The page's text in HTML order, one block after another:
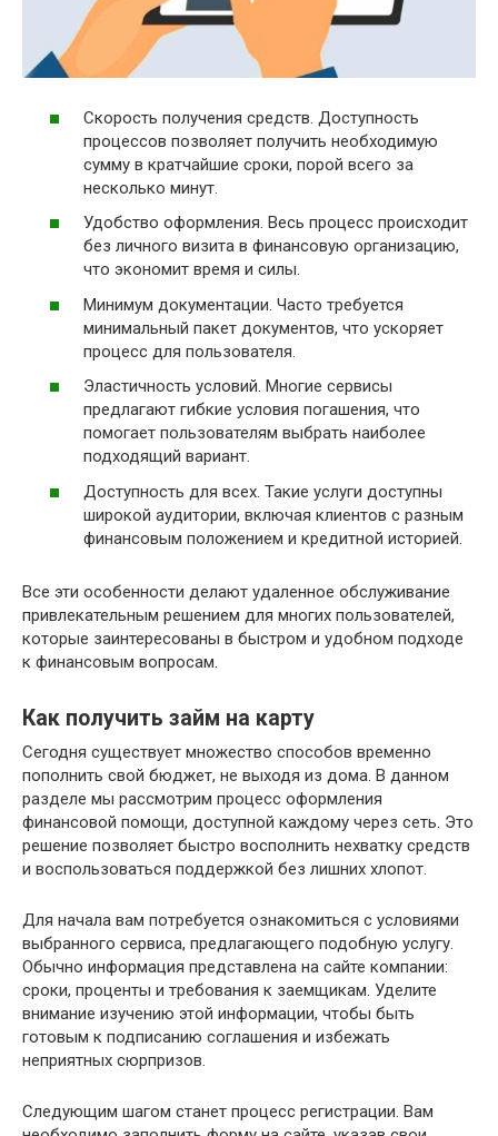
Скорость получения средств. Доступность
процессов позволяет получить необходимую
сумму в кратчайшие сроки, порой всего за
несколько минут.
Удобство оформления. Весь процесс происходит
без личного визита в финансовую организацию,
что экономит время и силы.
Минимум документации. Часто требуется
минимальный пакет документов, что ускоряет
процесс для пользователя.
Эластичность условий. Многие сервисы
предлагают гибкие условия погашения, что
помогает пользователям выбрать наиболее
подходящий вариант.
Доступность для всех. Такие услуги доступны
широкой аудитории, включая клиентов с разным
финансовым положением и кредитной историей.
Все эти особенности делают удаленное обслуживание
привлекательным решением для многих пользователей,
которые заинтересованы в быстром и удобном подходе
к финансовым вопросам.
Как получить займ на карту
Сегодня существует множество способов временно
пополнить свой бюджет, не выходя из дома. В данном
разделе мы рассмотрим процесс оформления
финансовой помощи, доступной каждому через сеть. Это
решение позволяет быстро восполнить нехватку средств
и воспользоваться поддержкой без лишних хлопот.
Для начала вам потребуется ознакомиться с условиями
выбранного сервиса, предлагающего подобную услугу.
Обычно информация представлена на сайте компании:
сроки, проценты и требования к заемщикам. Уделите
внимание изучению этой информации, чтобы быть
готовым к подписанию соглашения и избежать
неприятных сюрпризов.
Следующим шагом станет процесс регистрации. Вам